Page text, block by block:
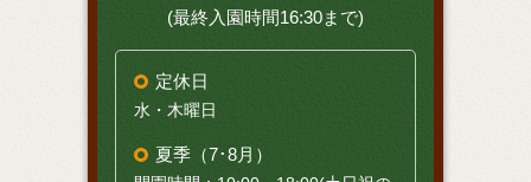
(最終入園時間16:30まで)
定休日
水・木曜日
夏季（7･8月）